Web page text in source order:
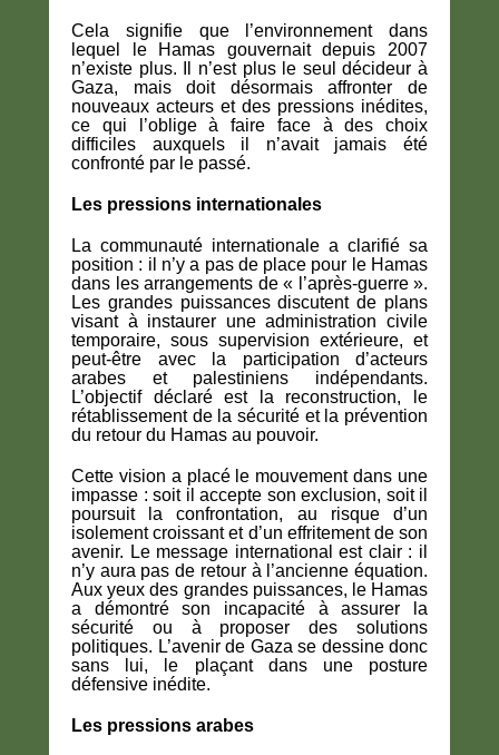
Cela signifie que l’environnement dans
lequel le Hamas gouvernait depuis 2007
n’existe plus. Il n’est plus le seul décideur à
Gaza, mais doit désormais affronter de
nouveaux acteurs et des pressions inédites,
ce qui l’oblige à faire face à des choix
difficiles auxquels il n’avait jamais été
confronté par le passé.
Les pressions internationales
La communauté internationale a clarifié sa
position : il n’y a pas de place pour le Hamas
dans les arrangements de « l’après-guerre ».
Les grandes puissances discutent de plans
visant à instaurer une administration civile
temporaire, sous supervision extérieure, et
peut-être avec la participation d’acteurs
arabes et palestiniens indépendants.
L’objectif déclaré est la reconstruction, le
rétablissement de la sécurité et la prévention
du retour du Hamas au pouvoir.
Cette vision a placé le mouvement dans une
impasse : soit il accepte son exclusion, soit il
poursuit la confrontation, au risque d’un
isolement croissant et d’un effritement de son
avenir. Le message international est clair : il
n’y aura pas de retour à l’ancienne équation.
Aux yeux des grandes puissances, le Hamas
a démontré son incapacité à assurer la
sécurité ou à proposer des solutions
politiques. L’avenir de Gaza se dessine donc
sans lui, le plaçant dans une posture
défensive inédite.
Les pressions arabes